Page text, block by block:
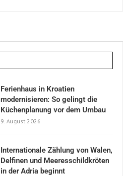
Ferienhaus in Kroatien
modernisieren: So gelingt die
Küchenplanung vor dem Umbau
9. August 2026
Internationale Zählung von Walen,
Delfinen und Meeresschildkröten
in der Adria beginnt